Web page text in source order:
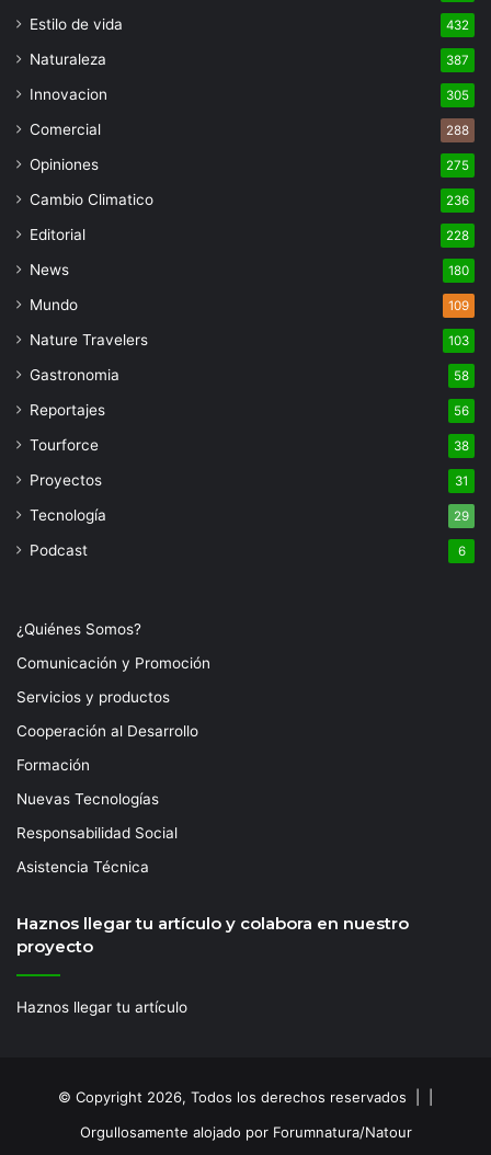
Estilo de vida 432
Naturaleza 387
Innovacion 305
Comercial 288
Opiniones 275
Cambio Climatico 236
Editorial 228
News 180
Mundo 109
Nature Travelers 103
Gastronomia 58
Reportajes 56
Tourforce 38
Proyectos 31
Tecnología 29
Podcast 6
¿Quiénes Somos?
Comunicación y Promoción
Servicios y productos
Cooperación al Desarrollo
Formación
Nuevas Tecnologías
Responsabilidad Social
Asistencia Técnica
Haznos llegar tu artículo y colabora en nuestro
proyecto
Haznos llegar tu artículo
© Copyright 2026, Todos los derechos reservados | |
Orgullosamente alojado por Forumnatura/Natour